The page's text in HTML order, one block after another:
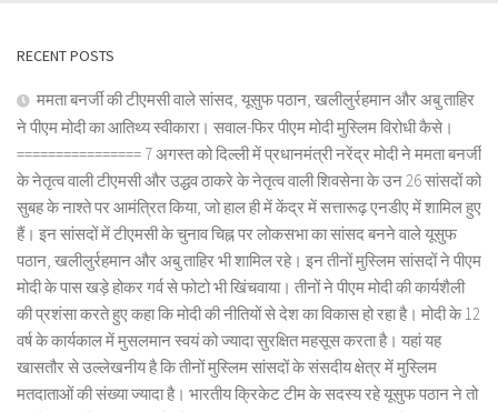
RECENT POSTS
ममता बनर्जी की टीएमसी वाले सांसद, यूसुफ पठान, खलीलुर्रहमान और अबु ताहिर
ने पीएम मोदी का आतिथ्य स्वीकारा। सवाल-फिर पीएम मोदी मुस्लिम विरोधी कैसे।
================ 7 अगस्त को दिल्ली में प्रधानमंत्री नरेंद्र मोदी ने ममता बनर्जी
के नेतृत्व वाली टीएमसी और उद्धव ठाकरे के नेतृत्व वाली शिवसेना के उन 26 सांसदों को
सुबह के नाश्ते पर आमंत्रित किया, जो हाल ही में केंद्र में सत्तारूढ़ एनडीए में शामिल हुए
हैं। इन सांसदों में टीएमसी के चुनाव चिह्न पर लोकसभा का सांसद बनने वाले यूसुफ
पठान, खलीलुर्रहमान और अबु ताहिर भी शामिल रहे। इन तीनों मुस्लिम सांसदों ने पीएम
मोदी के पास खड़े होकर गर्व से फोटो भी खिंचवाया। तीनों ने पीएम मोदी की कार्यशैली
की प्रशंसा करते हुए कहा कि मोदी की नीतियों से देश का विकास हो रहा है। मोदी के 12
वर्ष के कार्यकाल में मुसलमान स्वयं को ज्यादा सुरक्षित महसूस करता है। यहां यह
खासतौर से उल्लेखनीय है कि तीनों मुस्लिम सांसदों के संसदीय क्षेत्र में मुस्लिम
मतदाताओं की संख्या ज्यादा है। भारतीय क्रिकेट टीम के सदस्य रहे यूसुफ पठान ने तो